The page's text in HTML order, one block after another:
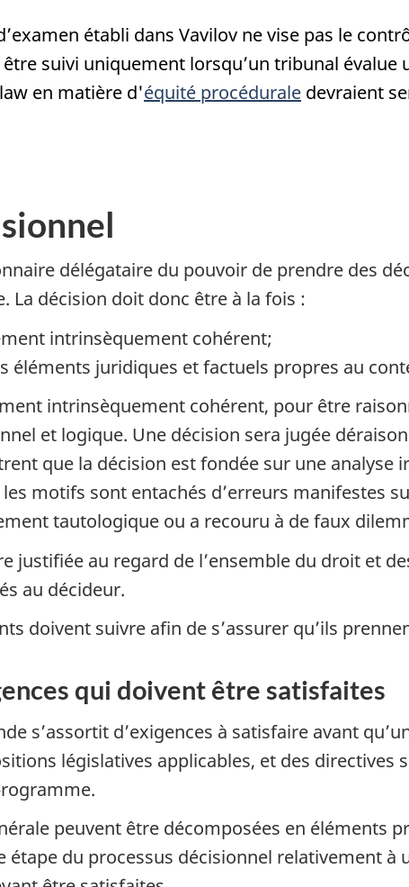
établi dans Vavilov ne vise pas le
suivi uniquement lorsqu’un tribunal
en matière d'équité procédurale devraient
délégataire du pouvoir de prendre des
La décision doit donc être à la fois :
intrinsèquement cohérent;
éléments juridiques et factuels propres au
intrinsèquement cohérent, pour être
et logique. Une décision sera jugée
que la décision est fondée sur une
motifs sont entachés d’erreurs manifestes
tautologique ou a recouru à de faux
justifiée au regard de l’ensemble du droit et
au décideur.
doivent suivre afin de s’assurer qu’ils
qui doivent être satisfaites
s’assortit d’exigences à satisfaire avant
législatives applicables, et des
peuvent être décomposées en éléments
étape du processus décisionnel relativement